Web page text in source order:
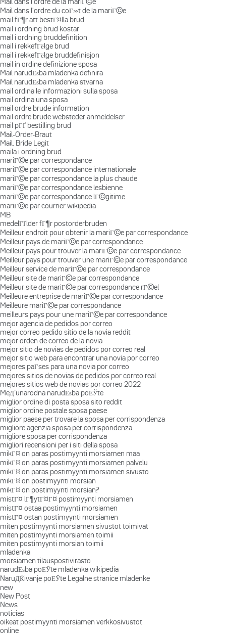
Mail dans l'ordre du coГ»t de la mariГ©e
mail fГ¶r att bestГ¤lla brud
mail i ordning brud kostar
mail i ordning bruddefinition
mail i rekkefГёlge brud
mail i rekkefГёlge bruddefinisjon
mail in ordine definizione sposa
Mail narudЕѕba mladenka definira
Mail narudЕѕba mladenka stvarna
mail ordina le informazioni sulla sposa
mail ordina una sposa
mail ordre brude information
mail ordre brude websteder anmeldelser
mail pГҐ bestilling brud
Mail-Order-Braut
Mail. Bride Legit
maila i ordning brud
mariГ©e par correspondance
mariГ©e par correspondance internationale
mariГ©e par correspondance la plus chaude
mariГ©e par correspondance lesbienne
mariГ©e par correspondance lГ©gitime
mariГ©e par courrier wikipedia
MB
medelГҐlder fГ¶r postorderbruden
Meilleur endroit pour obtenir la mariГ©e par correspondance
Meilleur pays de mariГ©e par correspondance
Meilleur pays pour trouver la mariГ©e par correspondance
Meilleur pays pour trouver une mariГ©e par correspondance
Meilleur service de mariГ©e par correspondance
Meilleur site de mariГ©e par correspondance
Meilleur site de mariГ©e par correspondance rГ©el
Meilleure entreprise de mariГ©e par correspondance
Meilleure mariГ©e par correspondance
meilleurs pays pour une mariГ©e par correspondance
mejor agencia de pedidos por correo
mejor correo pedido sitio de la novia reddit
mejor orden de correo de la novia
mejor sitio de novias de pedidos por correo real
mejor sitio web para encontrar una novia por correo
mejores paГ­ses para una novia por correo
mejores sitios de novias de pedidos por correo real
mejores sitios web de novias por correo 2022
MeД‘unarodna narudЕѕba poЕЎte
miglior ordine di posta sposa sito reddit
miglior ordine postale sposa paese
miglior paese per trovare la sposa per corrispondenza
migliore agenzia sposa per corrispondenza
migliore sposa per corrispondenza
migliori recensioni per i siti della sposa
mikГ¤ on paras postimyynti morsiamen maa
mikГ¤ on paras postimyynti morsiamen palvelu
mikГ¤ on paras postimyynti morsiamen sivusto
mikГ¤ on postimyynti morsian
mikГ¤ on postimyynti morsian?
mistГ¤ lГ¶ytГ¤Г¤ postimyynti morsiamen
mistГ¤ ostaa postimyynti morsiamen
mistГ¤ ostan postimyynti morsiamen
miten postimyynti morsiamen sivustot toimivat
miten postimyynti morsiamen toimii
miten postimyynti morsian toimii
mladenka
morsiamen tilauspostivirasto
narudЕѕba poЕЎte mladenka wikipedia
NaruДЌivanje poЕЎte Legalne stranice mladenke
new
New Post
News
noticias
oikeat postimyynti morsiamen verkkosivustot
online